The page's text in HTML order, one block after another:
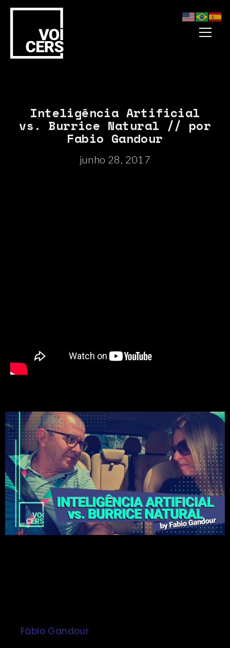
Inteligência Artificial
vs. Burrice Natural // por
Fabio Gandour
junho 28, 2017
Fábio Gandour